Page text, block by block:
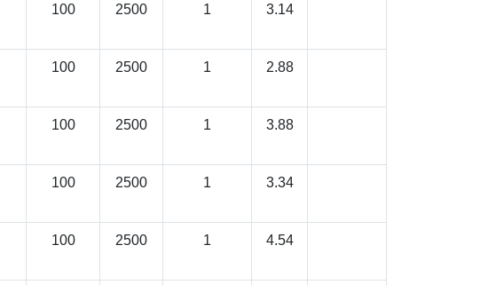
100 2500 1 3.14
100 2500 1 2.88
100 2500 1 3.88
100 2500 1 3.34
100 2500 1 4.54